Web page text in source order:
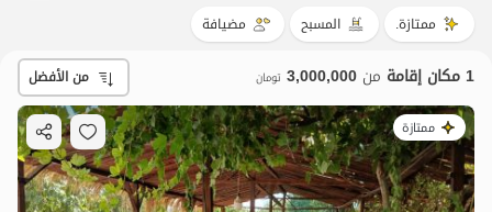
ممتازة. المسبح مضيافة
1 مكان إقامة من 3,000,000 تومان من الأفضل
ممتازة